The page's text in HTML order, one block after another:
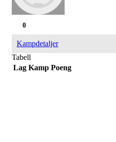
0
Kampdetaljer
Tabell
Lag Kamp Poeng